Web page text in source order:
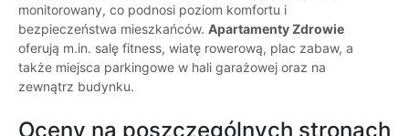
monitorowany, co podnosi poziom komfortu i
bezpieczeństwa mieszkańców. Apartamenty Zdrowie
oferują m.in. salę fitness, wiatę rowerową, plac zabaw, a
także miejsca parkingowe w hali garażowej oraz na
zewnątrz budynku.
Oceny na poszczególnych stronach